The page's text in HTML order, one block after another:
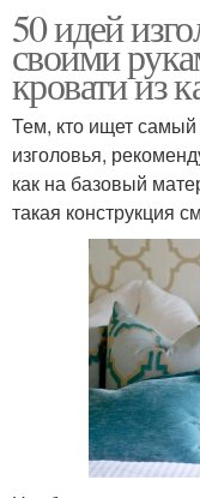
50 идей
своими
кровати из
Тем, кто ищет самый
изголовья,
как на базовый
такая конструкция